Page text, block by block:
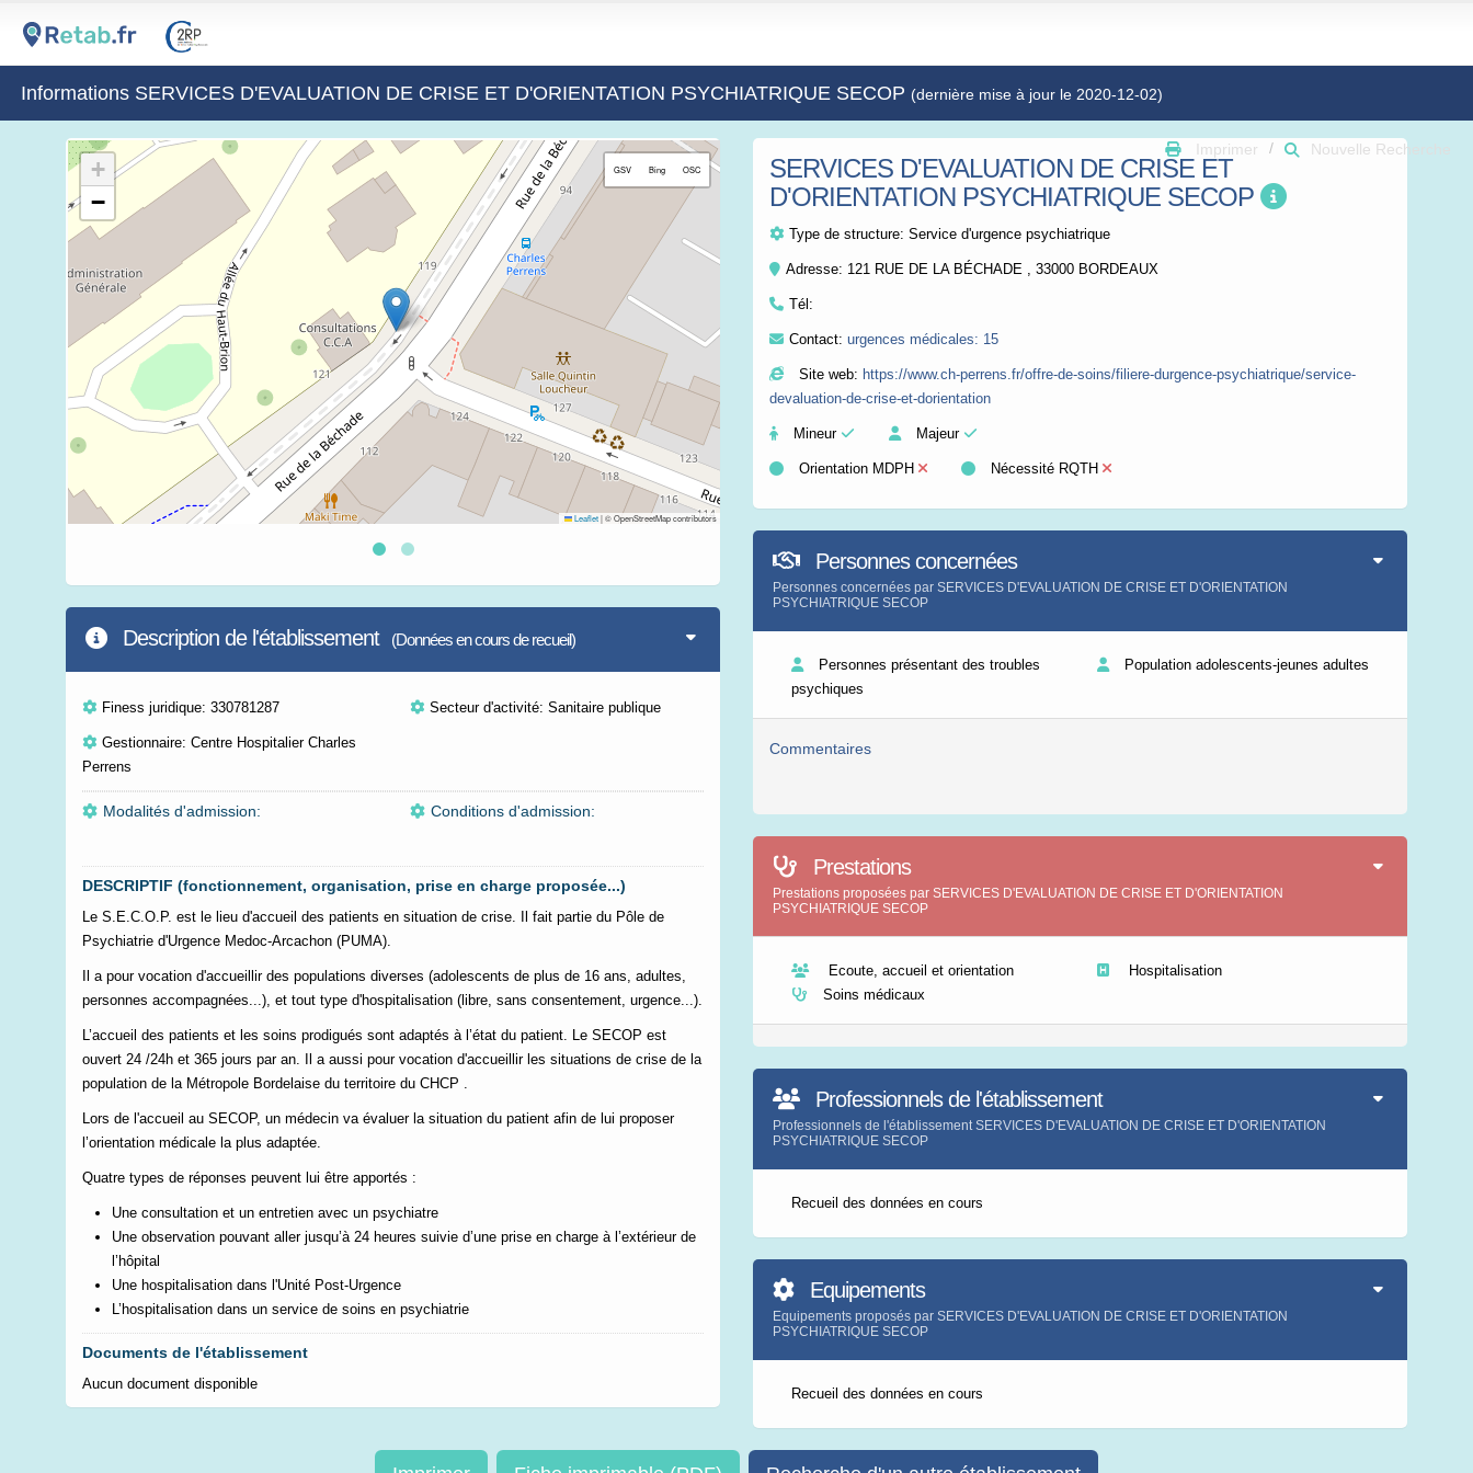
Informations SERVICES D'EVALUATION DE CRISE ET D'ORIENTATION PSYCHIATRIQUE SECOP (dernière mise à jour le 2020-12-02)
Imprimer Nouvelle Recherche
+
−
GSV Bing OSC
Leaflet|© OpenStreetMap contributors
Description de l'établissement (Données en cours de recueil)
Finess juridique: 330781287 Secteur d'activité: Sanitaire publique
Gestionnaire: Centre Hospitalier Charles
Perrens
Modalités d'admission: Conditions d'admission:
DESCRIPTIF (fonctionnement, organisation, prise en charge proposée...)
Le S.E.C.O.P. est le lieu d'accueil des patients en situation de crise. Il fait partie du Pôle de
Psychiatrie d'Urgence Medoc-Arcachon (PUMA).
Il a pour vocation d'accueillir des populations diverses (adolescents de plus de 16 ans, adultes,
personnes accompagnées...), et tout type d'hospitalisation (libre, sans consentement, urgence...).
L’accueil des patients et les soins prodigués sont adaptés à l’état du patient. Le SECOP est
ouvert 24 /24h et 365 jours par an. Il a aussi pour vocation d'accueillir les situations de crise de la
population de la Métropole Bordelaise du territoire du CHCP .
Lors de l'accueil au SECOP, un médecin va évaluer la situation du patient afin de lui proposer
l’orientation médicale la plus adaptée.
Quatre types de réponses peuvent lui être apportés :
Une consultation et un entretien avec un psychiatre
Une observation pouvant aller jusqu’à 24 heures suivie d’une prise en charge à l’extérieur de
l’hôpital
Une hospitalisation dans l'Unité Post-Urgence
L’hospitalisation dans un service de soins en psychiatrie
Documents de l'établissement
Aucun document disponible
SERVICES D'EVALUATION DE CRISE ET
D'ORIENTATION PSYCHIATRIQUE SECOP
Type de structure: Service d'urgence psychiatrique
Adresse: 121 RUE DE LA BÉCHADE , 33000 BORDEAUX
Tél:
Contact: urgences médicales: 15
Site web: https://www.ch-perrens.fr/offre-de-soins/filiere-durgence-psychiatrique/service-
devaluation-de-crise-et-dorientation
Mineur Majeur
Orientation MDPH Nécessité RQTH
Personnes concernées
Personnes concernées par SERVICES D'EVALUATION DE CRISE ET D'ORIENTATION
PSYCHIATRIQUE SECOP
Personnes présentant des troubles
psychiques
Population adolescents-jeunes adultes
Commentaires
Prestations
Prestations proposées par SERVICES D'EVALUATION DE CRISE ET D'ORIENTATION
PSYCHIATRIQUE SECOP
Ecoute, accueil et orientation
Hospitalisation
Soins médicaux
Professionnels de l'établissement
Professionnels de l'établissement SERVICES D'EVALUATION DE CRISE ET D'ORIENTATION
PSYCHIATRIQUE SECOP
Recueil des données en cours
Equipements
Equipements proposés par SERVICES D'EVALUATION DE CRISE ET D'ORIENTATION
PSYCHIATRIQUE SECOP
Recueil des données en cours